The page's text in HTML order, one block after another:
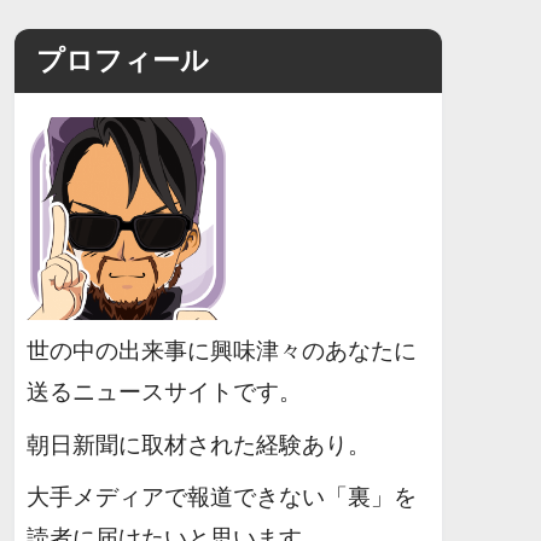
プロフィール
世の中の出来事に興味津々のあなたに
送るニュースサイトです。
朝日新聞に取材された経験あり。
大手メディアで報道できない「裏」を